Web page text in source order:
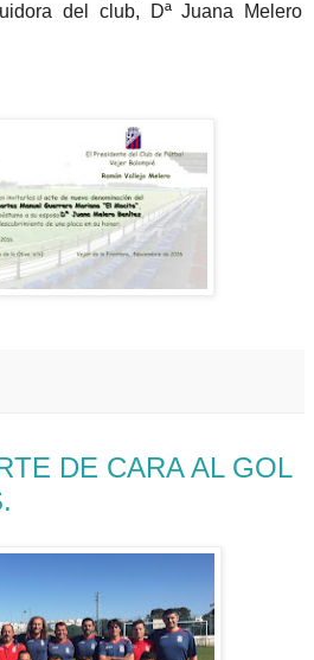
del club, Dª Juana Melero
DE CARA AL GOL